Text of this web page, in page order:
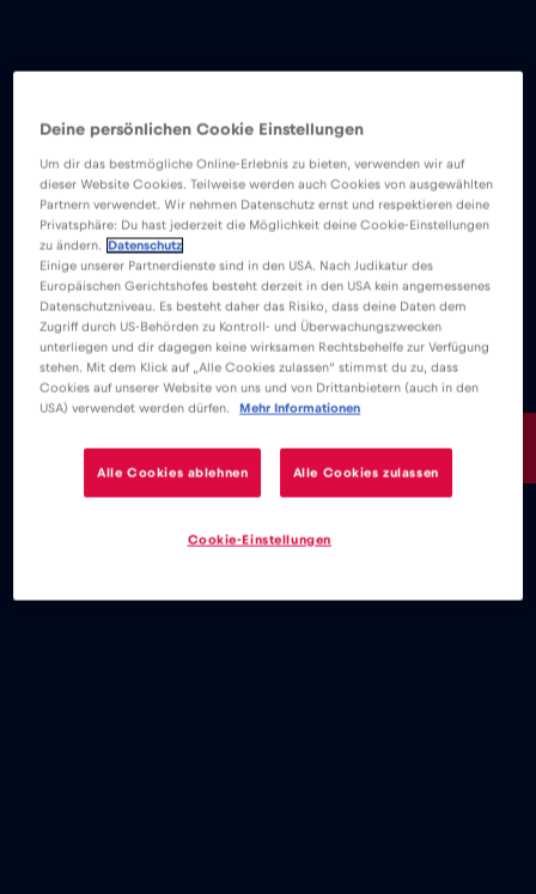
4€/GB
Deine persönlichen Cookie Einstellungen
Um dir das bestmögliche Online-Erlebnis zu bieten, verwenden wir auf
dieser Website Cookies. Teilweise werden auch Cookies von ausgewählten
Partnern verwendet. Wir nehmen Datenschutz ernst und respektieren deine
Privatsphäre: Du hast jederzeit die Möglichkeit deine Cookie-Einstellungen
zu ändern.
Datenschutz
Einige unserer Partnerdienste sind in den USA. Nach Judikatur des
Europäischen Gerichtshofes besteht derzeit in den USA kein angemessenes
Datenschutzniveau. Es besteht daher das Risiko, dass deine Daten dem
Zugriff durch US-Behörden zu Kontroll- und Überwachungszwecken
unterliegen und dir dagegen keine wirksamen Rechtsbehelfe zur Verfügung
stehen. Mit dem Klick auf „Alle Cookies zulassen“ stimmst du zu, dass
Cookies auf unserer Website von uns und von Drittanbietern (auch in den
USA) verwendet werden dürfen.
Mehr Informationen
Alle Cookies ablehnen Alle Cookies zulassen
Cookie-Einstellungen